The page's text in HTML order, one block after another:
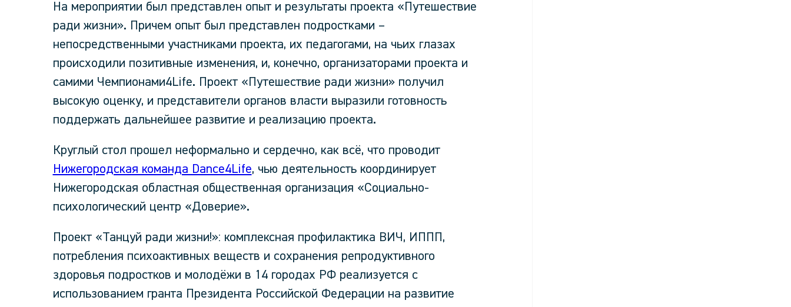
На мероприятии был представлен опыт и результаты проекта «Путешествие
ради жизни». Причем опыт был представлен подростками –
непосредственными участниками проекта, их педагогами, на чьих глазах
происходили позитивные изменения, и, конечно, организаторами проекта и
самими Чемпионами4Life. Проект «Путешествие ради жизни» получил
высокую оценку, и представители органов власти выразили готовность
поддержать дальнейшее развитие и реализацию проекта.
Круглый стол прошел неформально и сердечно, как всё, что проводит
Нижегородская команда Dance4Life, чью деятельность координирует
Нижегородская областная общественная организация «Социально-
психологический центр «Доверие».
Проект «Танцуй ради жизни!»: комплексная профилактика ВИЧ, ИППП,
потребления психоактивных веществ и сохранения репродуктивного
здоровья подростков и молодёжи в 14 городах РФ реализуется с
использованием гранта Президента Российской Федерации на развитие